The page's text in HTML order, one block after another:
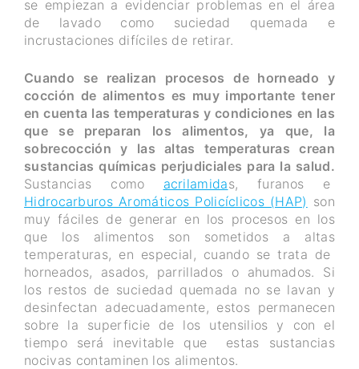
se empiezan a evidenciar problemas en el área
de lavado como suciedad quemada e
incrustaciones difíciles de retirar.
Cuando se realizan procesos de horneado y
cocción de alimentos es muy importante tener
en cuenta las temperaturas y condiciones en las
que se preparan los alimentos, ya que, la
sobrecocción y las altas temperaturas crean
sustancias químicas perjudiciales para la salud.
Sustancias como
acrilamidas, furanos e
Hidrocarburos Aromáticos Policíclicos (HAP) son
muy fáciles de generar en los procesos en los
que los alimentos son sometidos a altas
temperaturas, en especial, cuando se trata de
horneados, asados, parrillados o ahumados. Si
los restos de suciedad quemada no se lavan y
desinfectan adecuadamente, estos permanecen
sobre la superficie de los utensilios y con el
tiempo será inevitable que estas sustancias
nocivas contaminen los alimentos.